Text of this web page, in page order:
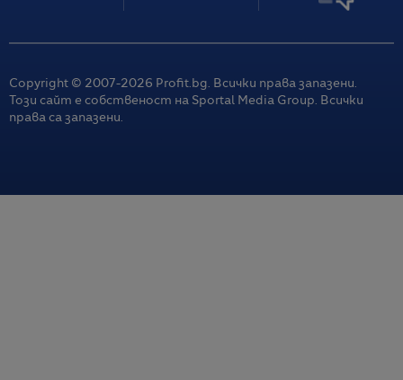
Copyright © 2007-2026 Profit.bg. Всички права запазени.
Този сайт е собственост на Sportal Media Group. Всички
права са запазени.